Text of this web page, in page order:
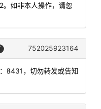
。如非本人操作，请忽
752025923164
8431，切勿转发或告知